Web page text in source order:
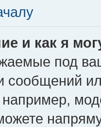
и как я
под
сообщений
например,